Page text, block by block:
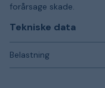
forårsage skade.
Tekniske data
Belastning